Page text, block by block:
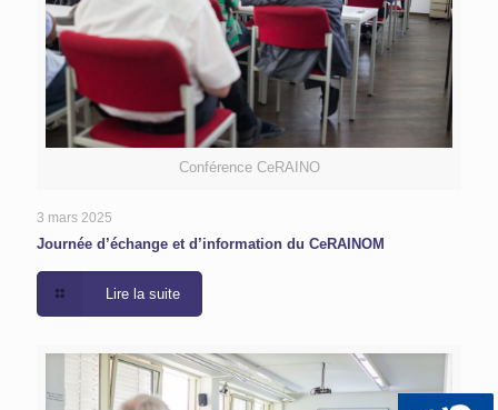
Conférence CeRAINO
3 mars 2025
Journée d’échange et d’information du CeRAINOM
Lire la suite